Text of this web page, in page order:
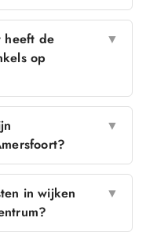
heeft de
op
▼
▼
in wijken
▼